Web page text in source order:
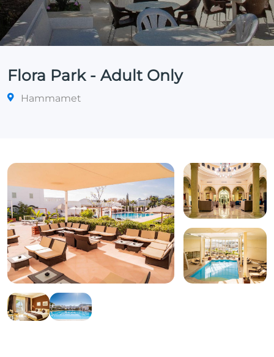
Flora Park - Adult Only
Hammamet